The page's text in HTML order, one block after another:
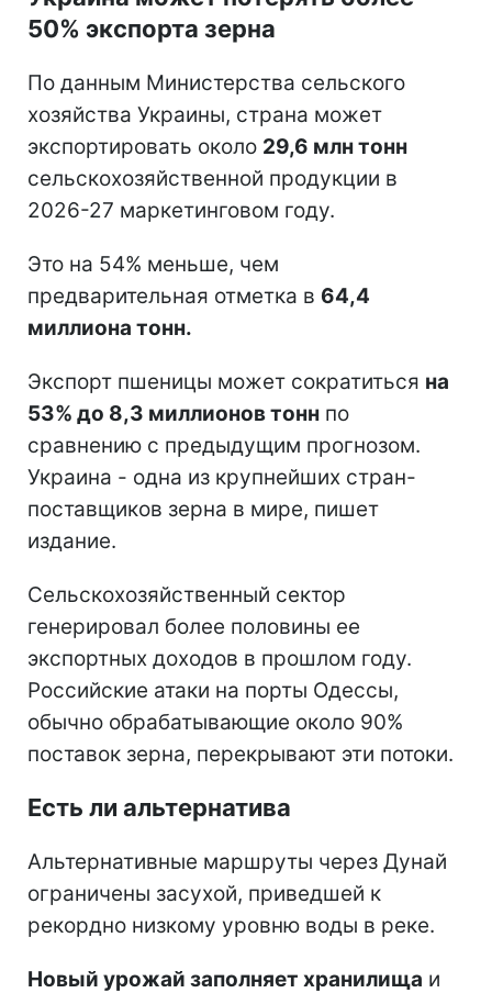
50% экспорта зерна
По данным Министерства сельского
хозяйства Украины, страна может
экспортировать около 29,6 млн тонн
сельскохозяйственной продукции в
2026-27 маркетинговом году.
Это на 54% меньше, чем
предварительная отметка в 64,4
миллиона тонн.
Экспорт пшеницы может сократиться на
53% до 8,3 миллионов тонн по
сравнению с предыдущим прогнозом.
Украина - одна из крупнейших стран-
поставщиков зерна в мире, пишет
издание.
Сельскохозяйственный сектор
генерировал более половины ее
экспортных доходов в прошлом году.
Российские атаки на порты Одессы,
обычно обрабатывающие около 90%
поставок зерна, перекрывают эти потоки.
Есть ли альтернатива
Альтернативные маршруты через Дунай
ограничены засухой, приведшей к
рекордно низкому уровню воды в реке.
Новый урожай заполняет хранилища и